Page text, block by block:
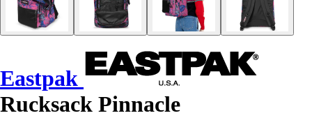
Eastpak
Rucksack Pinnacle